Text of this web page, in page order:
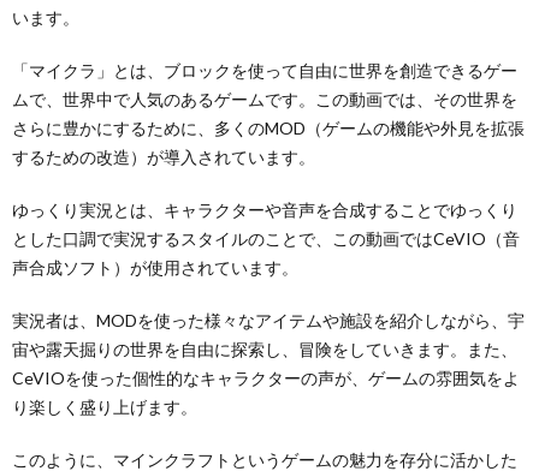
います。
「マイクラ」とは、ブロックを使って自由に世界を創造できるゲー
ムで、世界中で人気のあるゲームです。この動画では、その世界を
さらに豊かにするために、多くのMOD（ゲームの機能や外見を拡張
するための改造）が導入されています。
ゆっくり実況とは、キャラクターや音声を合成することでゆっくり
とした口調で実況するスタイルのことで、この動画ではCeVIO（音
声合成ソフト）が使用されています。
実況者は、MODを使った様々なアイテムや施設を紹介しながら、宇
宙や露天掘りの世界を自由に探索し、冒険をしていきます。また、
CeVIOを使った個性的なキャラクターの声が、ゲームの雰囲気をよ
り楽しく盛り上げます。
このように、マインクラフトというゲームの魅力を存分に活かした